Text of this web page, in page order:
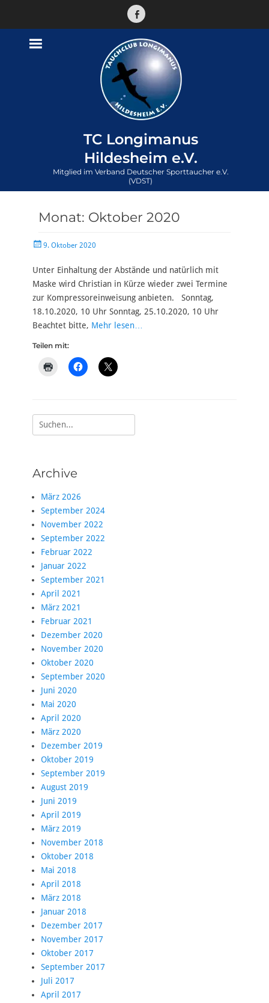
Facebook
TC Longimanus
Hildesheim e.V.
Mitglied im Verband Deutscher Sporttaucher e.V.
(VDST)
Monat: Oktober 2020
Veröffentlicht
9. Oktober 2020
Unter Einhaltung der Abstände und natürlich mit
Maske wird Christian in Kürze wieder zwei Termine
zur Kompressoreinweisung anbieten. Sonntag,
18.10.2020, 10 Uhr Sonntag, 25.10.2020, 10 Uhr
Beachtet bitte, Mehr lesen…
Teilen mit:
Suche
nach:
Archive
März 2026
September 2024
November 2022
September 2022
Februar 2022
Januar 2022
September 2021
April 2021
März 2021
Februar 2021
Dezember 2020
November 2020
Oktober 2020
September 2020
Juni 2020
Mai 2020
April 2020
März 2020
Dezember 2019
Oktober 2019
September 2019
August 2019
Juni 2019
April 2019
März 2019
November 2018
Oktober 2018
Mai 2018
April 2018
März 2018
Januar 2018
Dezember 2017
November 2017
Oktober 2017
September 2017
Juli 2017
April 2017